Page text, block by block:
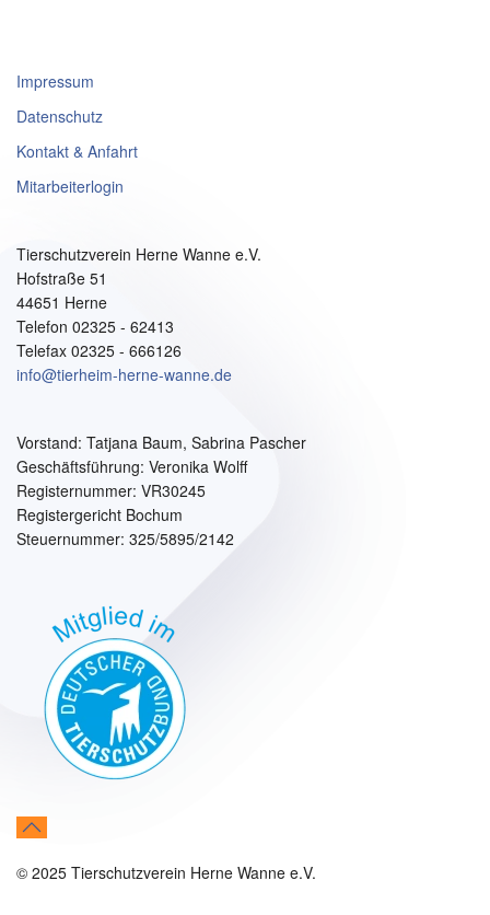
Impressum
Datenschutz
Kontakt & Anfahrt
Mitarbeiterlogin
Tierschutzverein Herne Wanne e.V.
Hofstraße 51
44651 Herne
Telefon 02325 - 62413
Telefax 02325 - 666126
info@tierheim-herne-wanne.de
Vorstand: Tatjana Baum, Sabrina Pascher
Geschäftsführung: Veronika Wolff
Registernummer: VR30245
Registergericht Bochum
Steuernummer: 325/5895/2142
© 2025 Tierschutzverein Herne Wanne e.V.